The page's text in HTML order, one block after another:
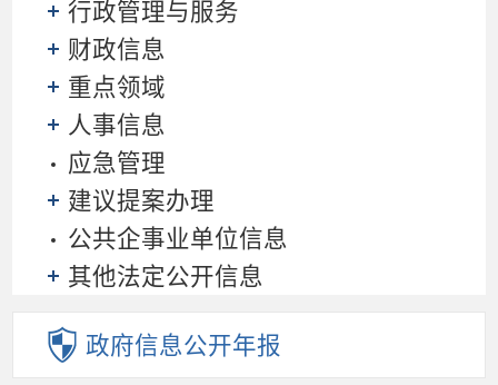
行政管理与服务
财政信息
重点领域
人事信息
应急管理
建议提案办理
公共企事业单位信息
其他法定公开信息
政府信息公开年报